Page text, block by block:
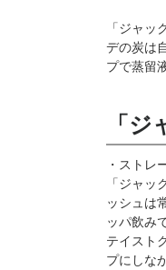
「ジャ
デの炭は
プで蒸留
「
・ストレ
「ジャ
ッシュは
ッパ飲み
テイスト
プにしな